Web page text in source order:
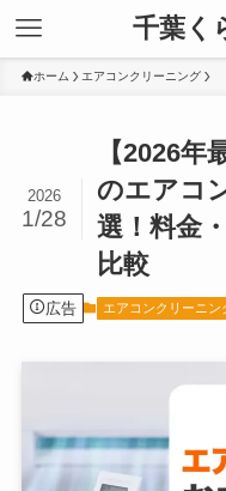
千葉く
ホーム エアコンクリーニング
【2026
のエアコ
選！料金
比較
2026
1/28
広告 エアコンクリーニン